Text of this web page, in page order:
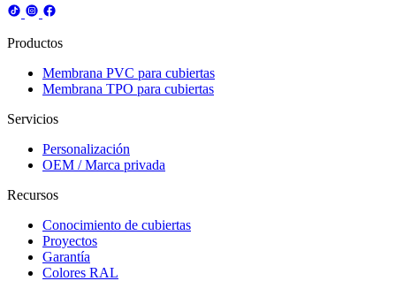
Productos
Membrana PVC para cubiertas
Membrana TPO para cubiertas
Servicios
Personalización
OEM / Marca privada
Recursos
Conocimiento de cubiertas
Proyectos
Garantía
Colores RAL